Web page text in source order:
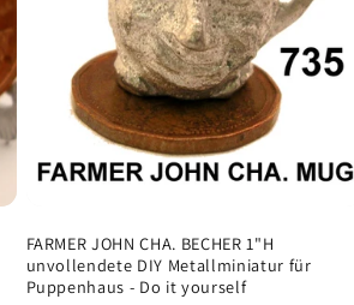
FARMER JOHN CHA. BECHER 1"H
unvollendete DIY Metallminiatur für
Puppenhaus - Do it yourself